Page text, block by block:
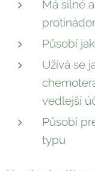
Má silné
Působí
Užívá se
vedlejší
Působí
typu